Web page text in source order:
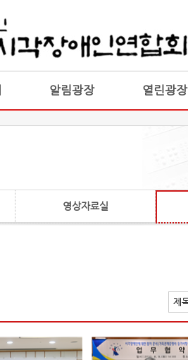
알림광장 열린광장
영상자료실